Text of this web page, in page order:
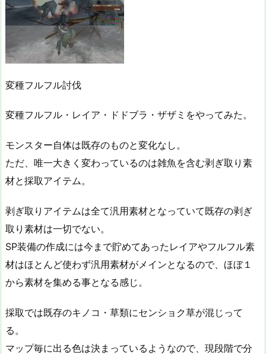
変種フルフル討伐
変種フルフル・レイア・ドドブラ・ザザミをやってみた。
モンスター自体は既存のものと変化なし。
ただ、唯一大きく変わっているのは雑魚を含む剥ぎ取り素
材と採取アイテム。
剥ぎ取りアイテムは全て汎用素材となっていて既存の剥ぎ
取り素材は一切でない。
SP装備の作成には今まで貯めてあったレイアやフルフル素
材はほとんど使わず汎用素材がメインとなるので、ほぼ１
から素材を集める事となる感じ。
採取では既存のキノコ・草類にセンショク草が混じって
る。
マップ毎に出る色は決まっているようなので、現段階で分